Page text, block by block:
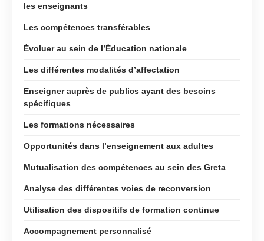
les enseignants
Les compétences transférables
Évoluer au sein de l’Éducation nationale
Les différentes modalités d’affectation
Enseigner auprès de publics ayant des besoins
spécifiques
Les formations nécessaires
Opportunités dans l’enseignement aux adultes
Mutualisation des compétences au sein des Greta
Analyse des différentes voies de reconversion
Utilisation des dispositifs de formation continue
Accompagnement personnalisé